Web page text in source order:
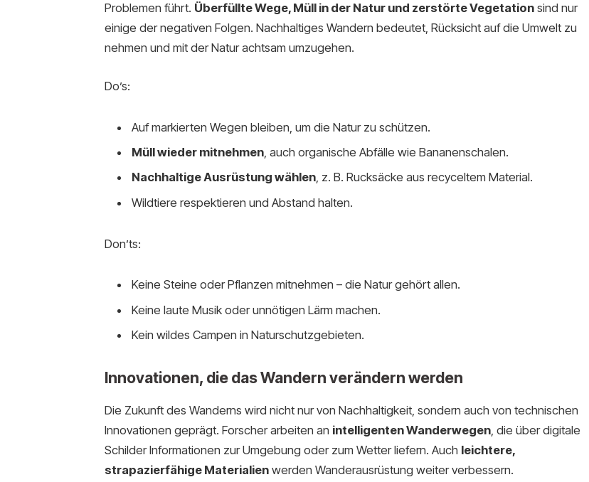
Problemen führt. Überfüllte Wege, Müll in der Natur und zerstörte Vegetationsind nur
einige der negativen Folgen. Nachhaltiges Wandern bedeutet, Rücksicht auf die Umwelt zu
nehmen und mit der Natur achtsam umzugehen.
Do’s:
Auf markierten Wegen bleiben, um die Natur zu schützen.
Müll wieder mitnehmen, auch organische Abfälle wie Bananenschalen.
Nachhaltige Ausrüstung wählen, z. B. Rucksäcke aus recyceltem Material.
Wildtiere respektieren und Abstand halten.
Don’ts:
Keine Steine oder Pflanzen mitnehmen – die Natur gehört allen.
Keine laute Musik oder unnötigen Lärm machen.
Kein wildes Campen in Naturschutzgebieten.
Innovationen, die das Wandern verändern werden
Die Zukunft des Wanderns wird nicht nur von Nachhaltigkeit, sondern auch von technischen
Innovationen geprägt. Forscher arbeiten an intelligenten Wanderwegen, die über digitale
Schilder Informationen zur Umgebung oder zum Wetter liefern. Auch leichtere,
strapazierfähige Materialienwerden Wanderausrüstung weiter verbessern.